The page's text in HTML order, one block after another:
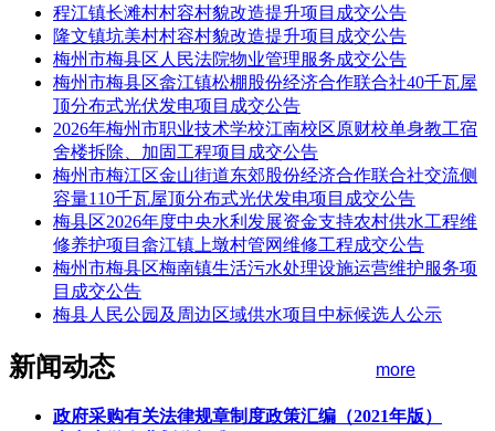
程江镇长滩村村容村貌改造提升项目成交公告
隆文镇坑美村村容村貌改造提升项目成交公告
梅州市梅县区人民法院物业管理服务成交公告
梅州市梅县区畲江镇松棚股份经济合作联合社40千瓦屋
顶分布式光伏发电项目成交公告
2026年梅州市职业技术学校江南校区原财校单身教工宿
舍楼拆除、加固工程项目成交公告
梅州市梅江区金山街道东郊股份经济合作联合社交流侧
容量110千瓦屋顶分布式光伏发电项目成交公告
梅县区2026年度中央水利发展资金支持农村供水工程维
修养护项目畲江镇上墩村管网维修工程成交公告
梅州市梅县区梅南镇生活污水处理设施运营维护服务项
目成交公告
梅县人民公园及周边区域供水项目中标候选人公示
新闻动态 more
政府采购有关法律规章制度政策汇编（2021年版）